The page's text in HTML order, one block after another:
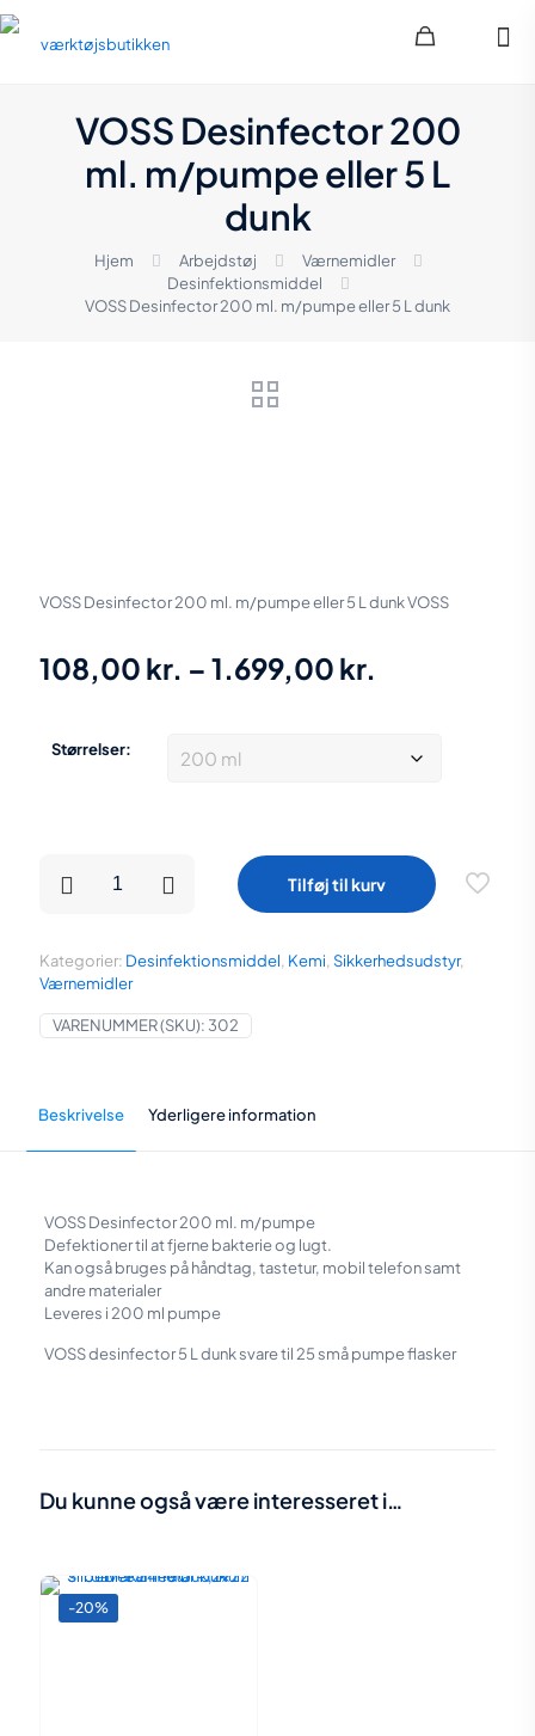
VOSS Desinfector 200
ml. m/pumpe eller 5 L
dunk
Hjem Arbejdstøj
Værnemidler
Desinfektionsmiddel
VOSS Desinfector 200 ml. m/pumpe eller 5 L dunk
VOSS Desinfector 200 ml. m/pumpe eller 5 L dunk VOSS
108,00 kr. – 1.699,00 kr.
1.699,00
Størrelser:
Desinfector
m/pumpe
eller
L
Tilføj til kurv
VARENUMMER (SKU): 302
Kategorier: Desinfektionsmiddel, Kemi, Sikkerhedsudstyr,
Værnemidler
Beskrivelse Yderligere information
VOSS Desinfector 200 ml. m/pumpe
Defektioner til at fjerne bakterie og lugt.
Kan også bruges på håndtag, tastetur, mobil telefon samt
andre materialer
Leveres i 200 ml pumpe
VOSS desinfector 5 L dunk svare til 25 små pumpe flasker
Du kunne også være interesseret i…
-20%